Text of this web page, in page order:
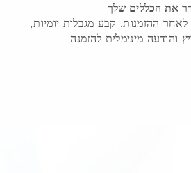
את הכללים שלך
לאחר ההזמנות. קבע מגבלות יומיות,